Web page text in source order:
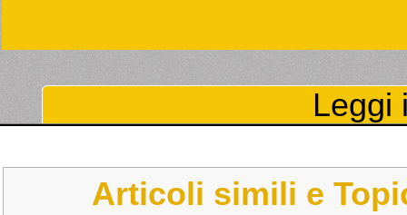
Leggi
Articoli simili e